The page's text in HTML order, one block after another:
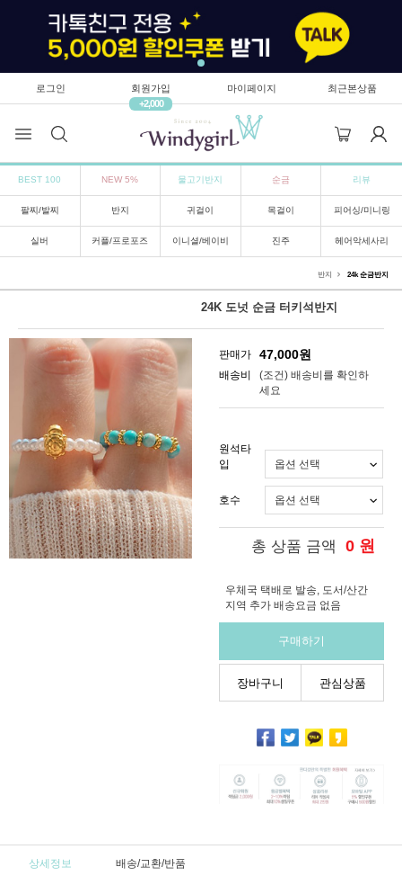
로그인
회원가입
+2,000
마이페이지 최근본상품
BEST 100 NEW 5% 물고기반지 순금 리뷰
팔찌/발찌 반지 귀걸이 목걸이 피어싱/미니링
실버 커플/프로포즈 이니셜/베이비 진주 헤어악세사리
반지 24k 순금반지
24K 도넛 순금 터키석반지
판매가 47,000원
배송비 (조건) 배송비를 확인하
세요
원석타
입
호수
총 상품 금액 0 원
우체국 택배로 발송, 도서/산간
지역 추가 배송요금 없음
구매하기
장바구니 관심상품
상세정보 배송/교환/반품